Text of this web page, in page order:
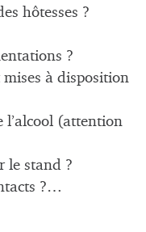
hôtesses ?
?
à disposition
l’alcool (attention
le stand ?
?…